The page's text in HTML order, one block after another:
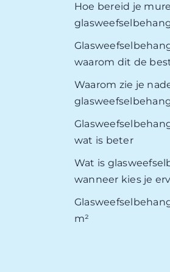
Hoe bereid je
waarom dit de
Waarom zie je
wat is beter
Wat is
wanneer kies je
m²